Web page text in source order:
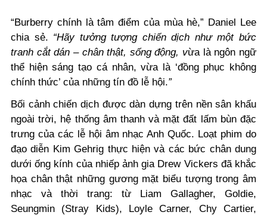
“Burberry chính là tâm điểm của mùa hè,” Daniel Lee
chia sẻ. “Hãy tưởng tượng chiến dịch như một bức
tranh cắt dán – chân thật, sống động, vừa là ngôn ngữ
thể hiện sáng tạo cá nhân, vừa là ‘đồng phục không
chính thức’ của những tín đồ lễ hội.”
Bối cảnh chiến dịch được dàn dựng trên nền sân khấu
ngoài trời, hệ thống âm thanh và mặt đất lấm bùn đặc
trưng của các lễ hội âm nhạc Anh Quốc. Loạt phim do
đạo diễn Kim Gehrig thực hiện và các bức chân dung
dưới ống kính của nhiếp ảnh gia Drew Vickers đã khắc
họa chân thật những gương mặt biểu tượng trong âm
nhạc và thời trang: từ Liam Gallagher, Goldie,
Seungmin (Stray Kids), Loyle Carner, Chy Cartier,